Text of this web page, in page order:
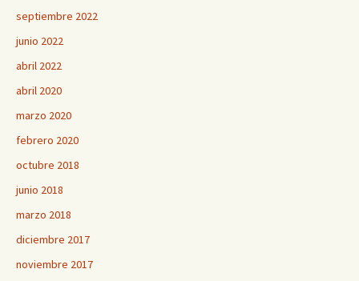
septiembre 2022
junio 2022
abril 2022
abril 2020
marzo 2020
febrero 2020
octubre 2018
junio 2018
marzo 2018
diciembre 2017
noviembre 2017